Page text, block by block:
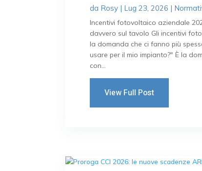
da Rosy | Lug 23, 2026 |
Incentivi fotovoltaico aziendale
davvero sul tavolo Gli incentivi
la domanda che ci fanno più
usare per il mio impianto?" È la
con...
View Full Post